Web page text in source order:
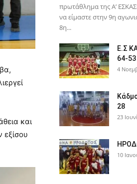
και
πρωτάθλημα της Α’
να είμαστε στην 9η
8η...
Ε.Σ
64-53
4
28
23
10